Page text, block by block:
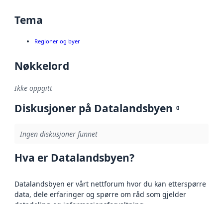
Tema
Regioner og byer
Nøkkelord
Ikke oppgitt
Diskusjoner på Datalandsbyen 0
Ingen diskusjoner funnet
Hva er Datalandsbyen?
Datalandsbyen er vårt nettforum hvor du kan etterspørre
data, dele erfaringer og spørre om råd som gjelder